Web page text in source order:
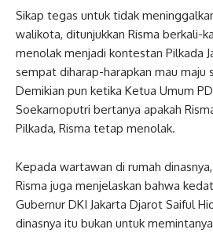
Sikap tegas untuk tidak
walikota, ditunjukkan Risma berkali-
menolak menjadi kontestan Pilkada
sempat diharap-harapkan mau maju
Demikian pun ketika Ketua Umum
Soekarnoputri bertanya apakah
Pilkada, Risma tetap menolak.
Kepada wartawan di rumah
Risma juga menjelaskan bahwa
Gubernur DKI Jakarta Djarot Saiful
dinasnya itu bukan untuk